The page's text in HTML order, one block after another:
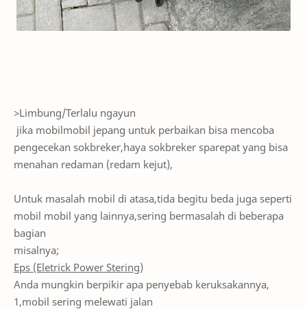
>Limbung/Terlalu ngayun
jika mobilmobil jepang untuk perbaikan bisa mencoba
pengecekan sokbreker,haya sokbreker sparepat yang bisa
menahan redaman (redam kejut),
Untuk masalah mobil di atasa,tida begitu beda juga seperti
mobil mobil yang lainnya,sering bermasalah di beberapa
bagian
misalnya;
Eps (Eletrick Power Stering)
Anda mungkin berpikir apa penyebab keruksakannya,
1,mobil sering melewati jalan